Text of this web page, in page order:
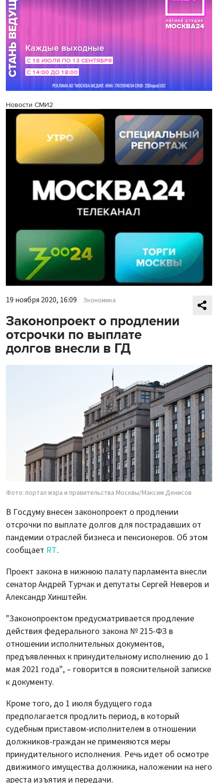
Новости СМИ2
19 ноября 2020, 16:09 Экономика
Законопроект о продлении
отсрочки по выплате
долгов внесли в ГД
Фото: портал мэра и правительства Москвы/Максим Денисов
В Госдуму внесен законопроект о продлении
отсрочки по выплате долгов для пострадавших от
пандемии отраслей бизнеса и пенсионеров. Об этом
сообщает RT.
Проект закона в нижнюю палату парламента внесли
сенатор Андрей Турчак и депутаты Сергей Неверов и
Александр Хинштейн.
"Законопроектом предусматривается продление
действия федерального закона № 215-ФЗ в
отношении исполнительных документов,
предъявленных к принудительному исполнению до 1
мая 2021 года", – говорится в пояснительной записке
к документу.
Кроме того, до 1 июля будущего года
предполагается продлить период, в который
судебным приставом-исполнителем в отношении
должников-граждан не применяются меры
принудительного исполнения. Речь идет об осмотре
движимого имущества должника, наложении на него
ареста изъятия и передачи.